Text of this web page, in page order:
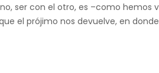
ser con el otro, es –como hemos
el prójimo nos devuelve, en